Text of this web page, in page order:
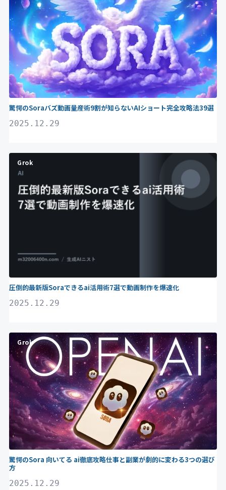
驚愕のSoraバズ動画量産術9割が知らないAIショート完全攻略法39選
2025.12.29
Grok
圧倒的最新版Soraできるai活用術7選で動画制作を爆速化
2025.12.29
Grok
驚愕のSora 向いてる ai徹底攻略仕事と副業が劇的に変わる3つの選び
方
2025.12.29